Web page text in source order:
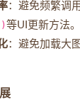
：避免频繁调用
等UI更新方法。
：避免加载大